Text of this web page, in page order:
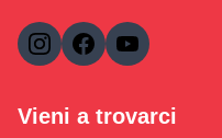
Vieni a trovarci